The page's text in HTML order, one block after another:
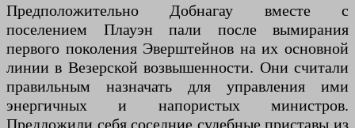
Предположительно Добнагау вместе с
поселением Плауэн пали после вымирания
первого поколения Эверштейнов на их основной
линии в Везерской возвышенности. Они считали
правильным назначать для управления ими
энергичных и напористых министров.
Предложили себя соседние судебные приставы из